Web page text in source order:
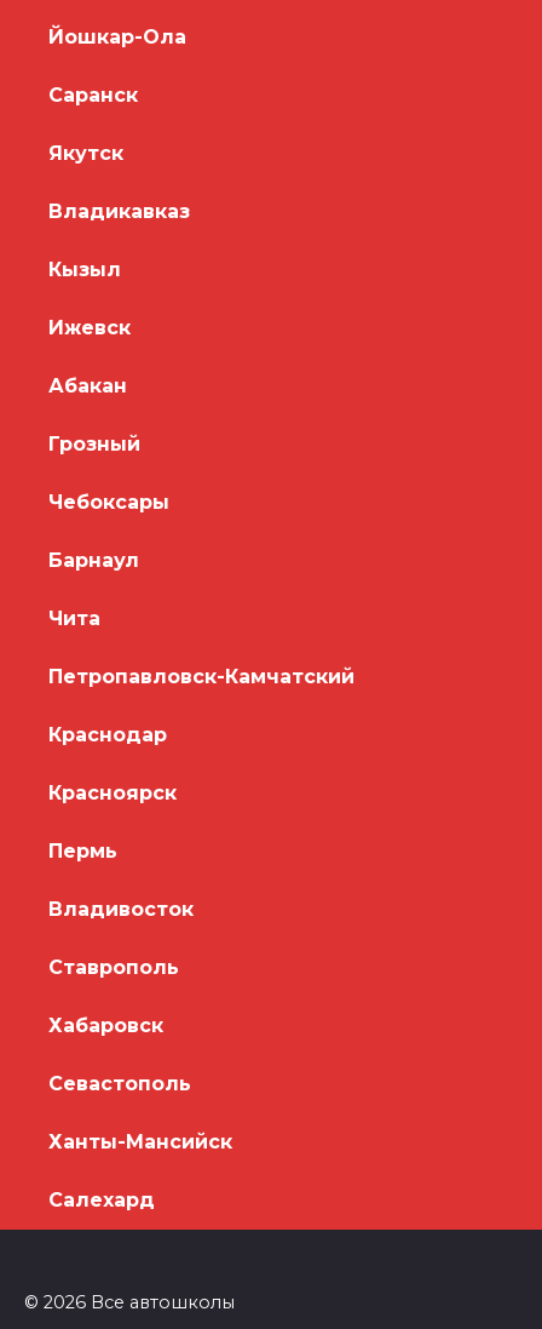
Йошкар-Ола
Саранск
Якутск
Владикавказ
Кызыл
Ижевск
Абакан
Грозный
Чебоксары
Барнаул
Чита
Петропавловск-Камчатский
Краснодар
Красноярск
Пермь
Владивосток
Ставрополь
Хабаровск
Севастополь
Ханты-Мансийск
Салехард
© 2026 Все автошколы